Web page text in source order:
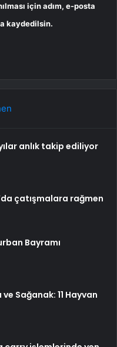
için adım, e-posta
kaydedilsin.
anlık takip ediliyor
çatışmalara rağmen
Bayramı
ve Sağanak: 11 Hayvan